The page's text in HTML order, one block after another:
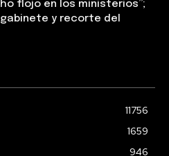
flojo en los ministerios”;
y recorte del
11756
1659
946